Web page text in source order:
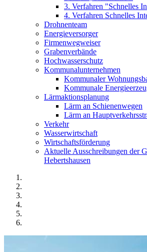
3. Verfahren "Schnelles
4. Verfahren Schnelles
Drohnenteam
Energieversorger
Firmenwegweiser
Grabenverbände
Hochwasserschutz
Kommunalunternehmen
Kommunaler
Kommunale
Lärmaktionsplanung
Lärm an Schienenwegen
Lärm an
Verkehr
Wasserwirtschaft
Wirtschaftsförderung
Aktuelle Ausschreibungen der
Hebertshausen